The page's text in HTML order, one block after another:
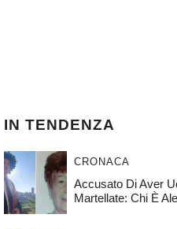
IN TENDENZA
CRONACA
Accusato Di Aver
Martellate: Chi È